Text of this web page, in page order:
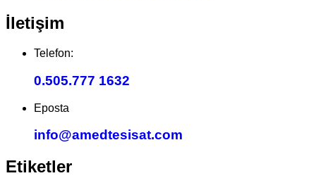
İletişim
Telefon:
0.505.777 1632
Eposta
info@amedtesisat.com
Etiketler